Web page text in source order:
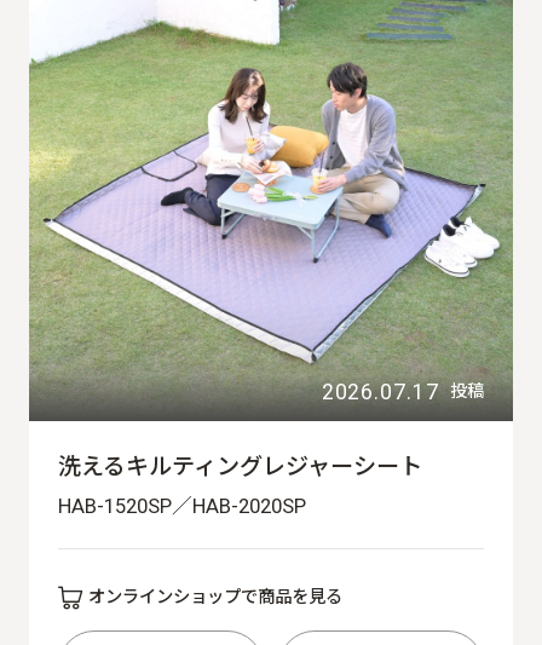
2026.07.17 投稿
洗えるキルティングレジャーシート
HAB-1520SP／HAB-2020SP
オンラインショップで商品を見る